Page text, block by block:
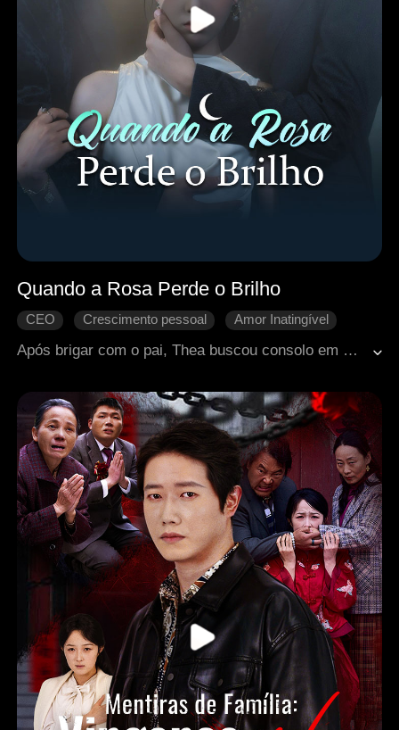
Quando a Rosa Perde o Brilho
CEO Crescimento pessoal
Amor Inatingível
Arrependimento
Romance moderno
Após brigar com o pai, Thea buscou consolo em Danny, sem saber que ele e sua meia-irmã a enganavam. Devastada, acabou se casando com Félix — um paciente que fingia estar em coma por amá-la e protegê-la em segredo. Quando o amor entre eles cresceu, Danny descobriu tarde demais que sempre a amara — e que até o favor que lhe salvara a vida era uma farsa. Mas já era irreversível.